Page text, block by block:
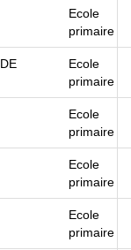
Ecole
primaire
Ecole
primaire
Ecole
primaire
Ecole
primaire
Ecole
primaire